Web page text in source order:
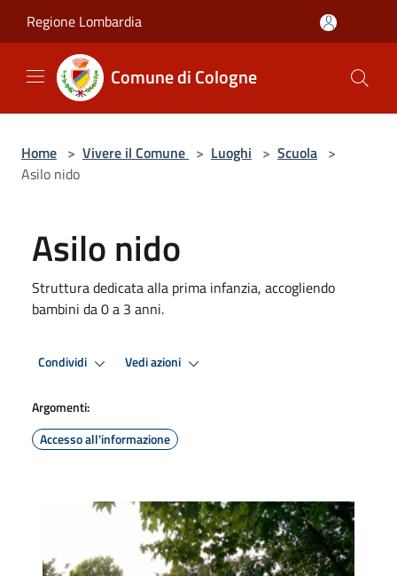
Regione Lombardia
Comune di Cologne
Home > Vivere il Comune > Luoghi > Scuola >
Asilo nido
Asilo nido
Struttura dedicata alla prima infanzia, accogliendo
bambini da 0 a 3 anni.
Condividi Vedi azioni
Argomenti:
Accesso all'informazione